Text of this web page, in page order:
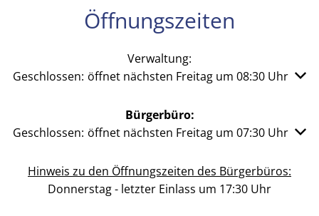
Öffnungszeiten
Verwaltung:
Klicken, um weitere Öffnungs- oder Schließzeiten
Geschlossen: öffnet nächsten Freitag um 08:30 Uhr
Bürgerbüro:
Klicken, um weitere Öffnungs- oder Schließzeiten
Geschlossen: öffnet nächsten Freitag um 07:30 Uhr
Hinweis zu den Öffnungszeiten des Bürgerbüros:
Donnerstag - letzter Einlass um 17:30 Uhr